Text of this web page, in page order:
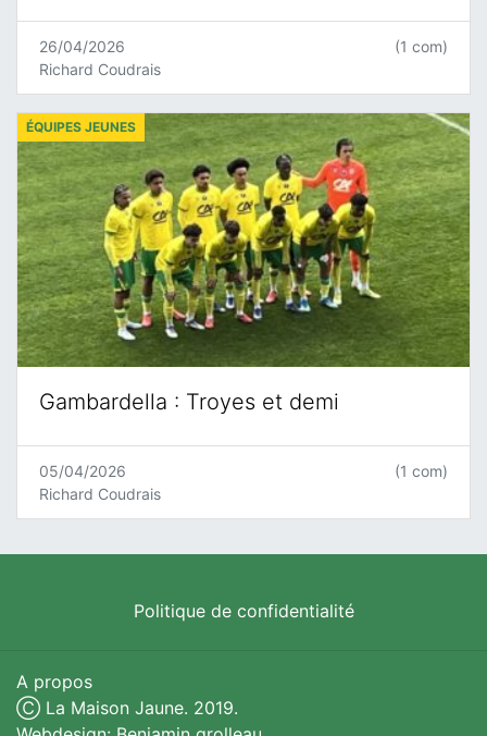
26/04/2026
Richard Coudrais
(1 com)
Gambardella : Troyes et demi
ÉQUIPES JEUNES
05/04/2026
Richard Coudrais
(1 com)
Politique de confidentialité
A propos
Ⓒ La Maison Jaune. 2019.